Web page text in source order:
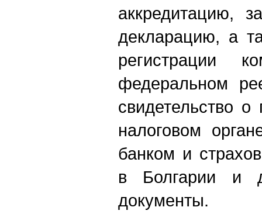
аккредитацию,
декларацию, а
регистрации
федеральном
свидетельство о
налоговом
банком и
в Болгарии и
документы.